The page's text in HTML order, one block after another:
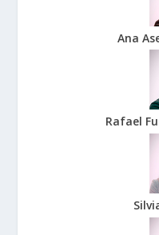
Ana
Rafael